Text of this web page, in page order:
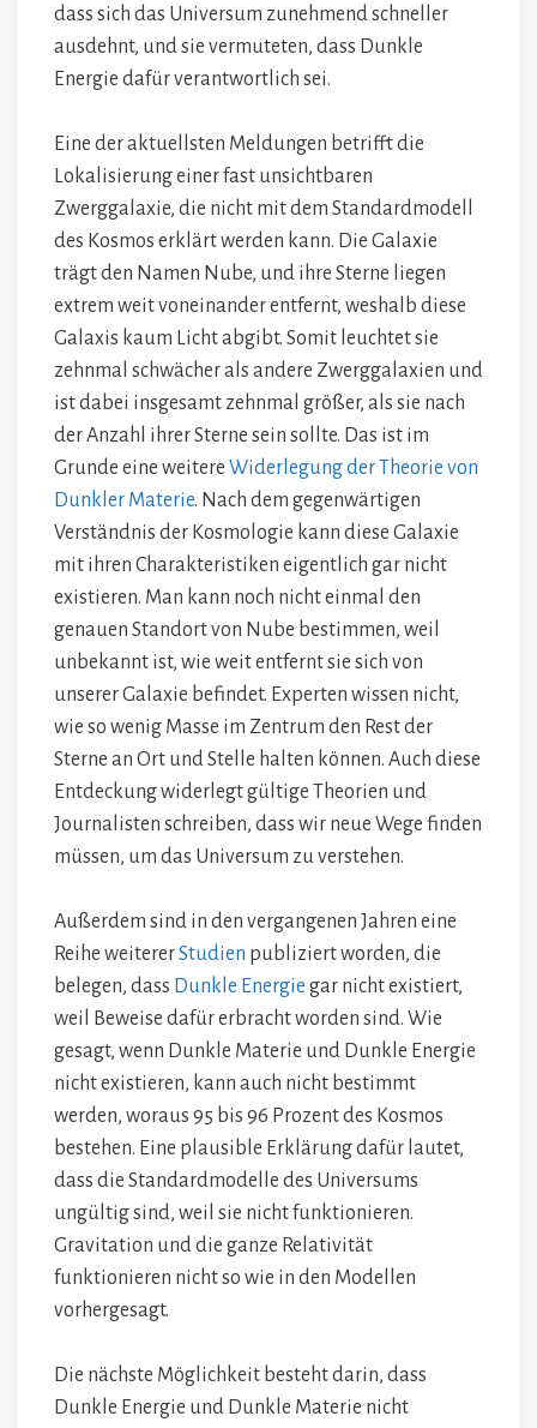
dass sich das Universum zunehmend schneller
ausdehnt, und sie vermuteten, dass Dunkle
Energie dafür verantwortlich sei.
Eine der aktuellsten Meldungen betrifft die
Lokalisierung einer fast unsichtbaren
Zwerggalaxie, die nicht mit dem Standardmodell
des Kosmos erklärt werden kann. Die Galaxie
trägt den Namen Nube, und ihre Sterne liegen
extrem weit voneinander entfernt, weshalb diese
Galaxis kaum Licht abgibt. Somit leuchtet sie
zehnmal schwächer als andere Zwerggalaxien und
ist dabei insgesamt zehnmal größer, als sie nach
der Anzahl ihrer Sterne sein sollte. Das ist im
Grunde eine weitere Widerlegung der Theorie von
Dunkler Materie. Nach dem gegenwärtigen
Verständnis der Kosmologie kann diese Galaxie
mit ihren Charakteristiken eigentlich gar nicht
existieren. Man kann noch nicht einmal den
genauen Standort von Nube bestimmen, weil
unbekannt ist, wie weit entfernt sie sich von
unserer Galaxie befindet. Experten wissen nicht,
wie so wenig Masse im Zentrum den Rest der
Sterne an Ort und Stelle halten können. Auch diese
Entdeckung widerlegt gültige Theorien und
Journalisten schreiben, dass wir neue Wege finden
müssen, um das Universum zu verstehen.
Außerdem sind in den vergangenen Jahren eine
Reihe weitererStudien publiziert worden, die
belegen, dass Dunkle Energie gar nicht existiert,
weil Beweise dafür erbracht worden sind. Wie
gesagt, wenn Dunkle Materie und Dunkle Energie
nicht existieren, kann auch nicht bestimmt
werden, woraus 95 bis 96 Prozent des Kosmos
bestehen. Eine plausible Erklärung dafür lautet,
dass die Standardmodelle des Universums
ungültig sind, weil sie nicht funktionieren.
Gravitation und die ganze Relativität
funktionieren nicht so wie in den Modellen
vorhergesagt.
Die nächste Möglichkeit besteht darin, dass
Dunkle Energie und Dunkle Materie nicht